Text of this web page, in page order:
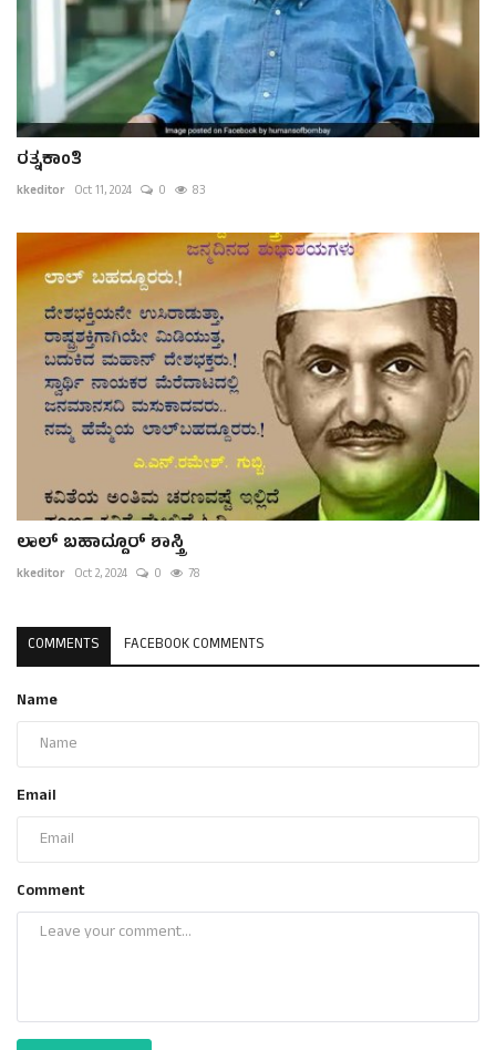
ರತ್ನಕಾಂತಿ
kkeditor Oct 11, 2024 0 83
ಲಾಲ್ ಬಹಾದ್ದೂರ್ ಶಾಸ್ತ್ರಿ
kkeditor Oct 2, 2024 0 78
COMMENTS FACEBOOK COMMENTS
Name
Email
Comment